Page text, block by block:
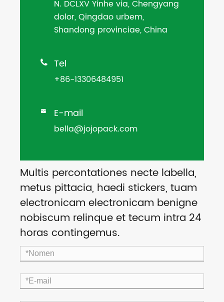
N. DCLXV Yinhe via, Chengyang
dolor, Qingdao urbem,
Shandong provinciae, China
 Tel
+86-13306484951
 E-mail
bella@jojopack.com
Multis percontationes necte labella,
metus pittacia, haedi stickers, tuam
electronicam electronicam benigne
nobiscum relinque et tecum intra 24
horas contingemus.